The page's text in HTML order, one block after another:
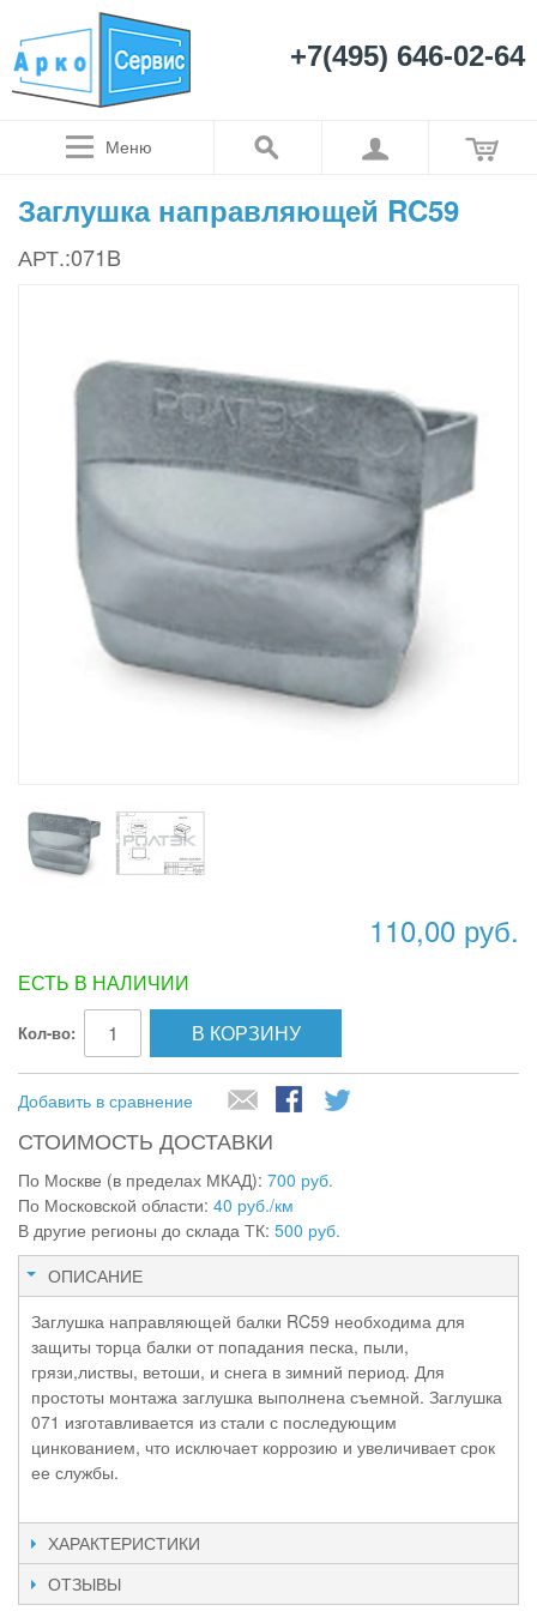
+7(495) 646-02-64
Меню
Заглушка направляющей RC59
АРТ.:071B
110,00 руб.
ЕСТЬ В НАЛИЧИИ
Кол-во: В КОРЗИНУ
Добавить в сравнение
СТОИМОСТЬ ДОСТАВКИ
По Москве (в пределах МКАД): 700 руб.
По Московской области: 40 руб./км
В другие регионы до склада ТК: 500 руб.
ОПИСАНИЕ
Заглушка направляющей балки RC59 необходима для
защиты торца балки от попадания песка, пыли,
грязи,листвы, ветоши, и снега в зимний период. Для
простоты монтажа заглушка выполнена съемной. Заглушка
071 изготавливается из стали с последующим
цинкованием, что исключает коррозию и увеличивает срок
ее службы.
ХАРАКТЕРИСТИКИ
ОТЗЫВЫ